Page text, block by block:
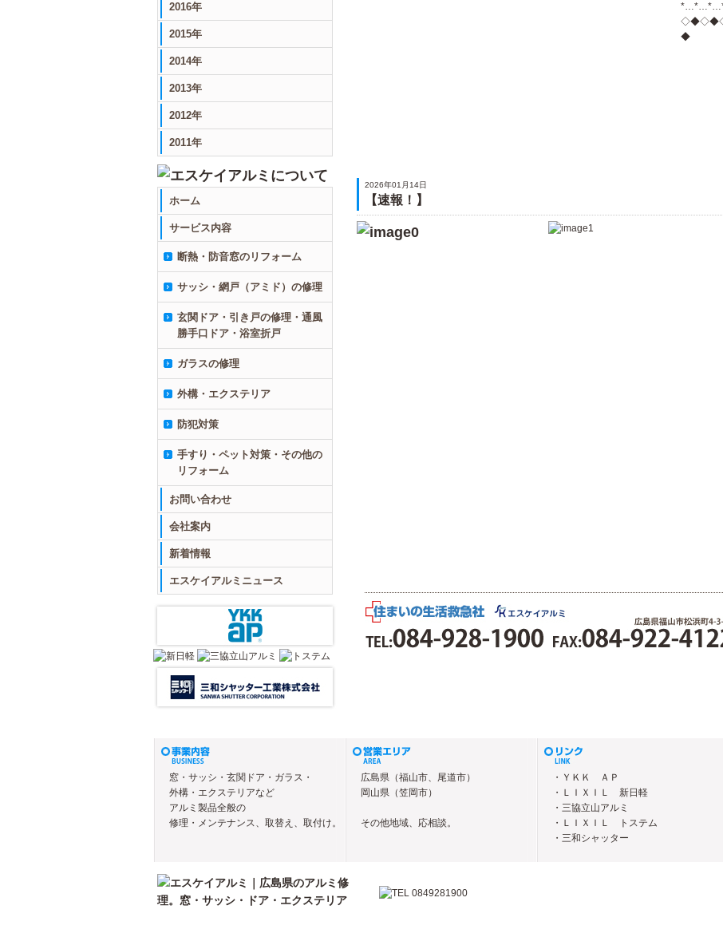
2016年
2015年
2014年
2013年
2012年
2011年
ホーム
サービス内容
断熱・防音窓のリフォーム
サッシ・網戸（アミド）の修理
玄関ドア・引き戸の修理・通風
勝手口ドア・浴室折戸
ガラスの修理
外構・エクステリア
防犯対策
手すり・ペット対策・その他の
リフォーム
お問い合わせ
会社案内
新着情報
エスケイアルミニュース
◆
2026年01月14日
【速報！】
窓・サッシ・玄関ドア・ガラス・
外構・エクステリアなど
アルミ製品全般の
修理・メンテナンス、取替え、取付け。
広島県（福山市、尾道市）
岡山県（笠岡市）
その他地域、応相談。
・ＹＫＫ ＡＰ
・ＬＩＸＩＬ 新日軽
・三協立山アルミ
・ＬＩＸＩＬ トステム
・三和シャッター